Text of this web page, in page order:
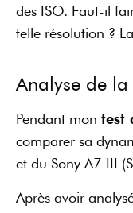
La
supérieure à
Malgré tout, on
du marché. Même
par rapport au A7
61 Mpx.
réussi à ne pas